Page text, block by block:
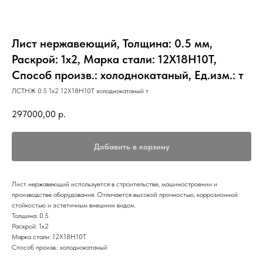
Лист нержавеющий, Толщина: 0.5 мм,
Раскрой: 1х2, Марка стали: 12Х18Н10Т,
Способ произв.: холоднокатаный, Ед.изм.: т
ЛСТНЖ 0.5 1х2 12Х18Н10Т холоднокатаный т
297000,00 р.
Добавить в корзину
Лист нержавеющий используется в строительстве, машиностроении и
производстве оборудования. Отличается высокой прочностью, коррозионной
стойкостью и эстетичным внешним видом.
Толщина: 0.5
Раскрой: 1х2
Марка стали: 12Х18Н10Т
Способ произв.: холоднокатаный